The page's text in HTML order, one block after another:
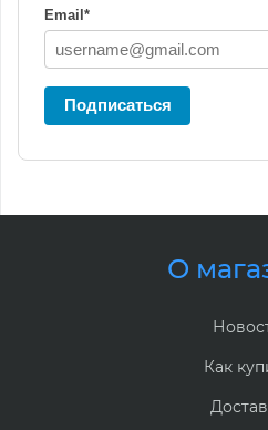
Email *
Подписаться
О
Как